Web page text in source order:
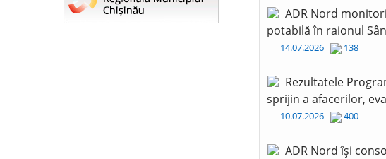
ADR Nord
potabilă în raionul
14.07.2026 138
Rezultatele
sprijin a afacerilor,
10.07.2026 400
ADR Nord își